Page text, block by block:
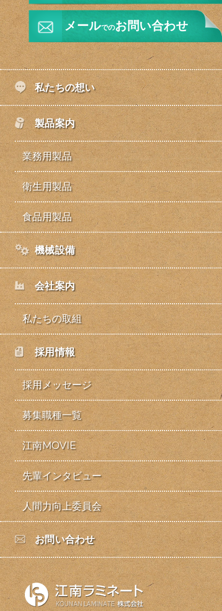
メールでのお問い合わせ
私たちの想い
製品案内
業務用製品
衛生用製品
食品用製品
機械設備
会社案内
私たちの取組
採用情報
採用メッセージ
募集職種一覧
江南MOVIE
先輩インタビュー
人間力向上委員会
お問い合わせ